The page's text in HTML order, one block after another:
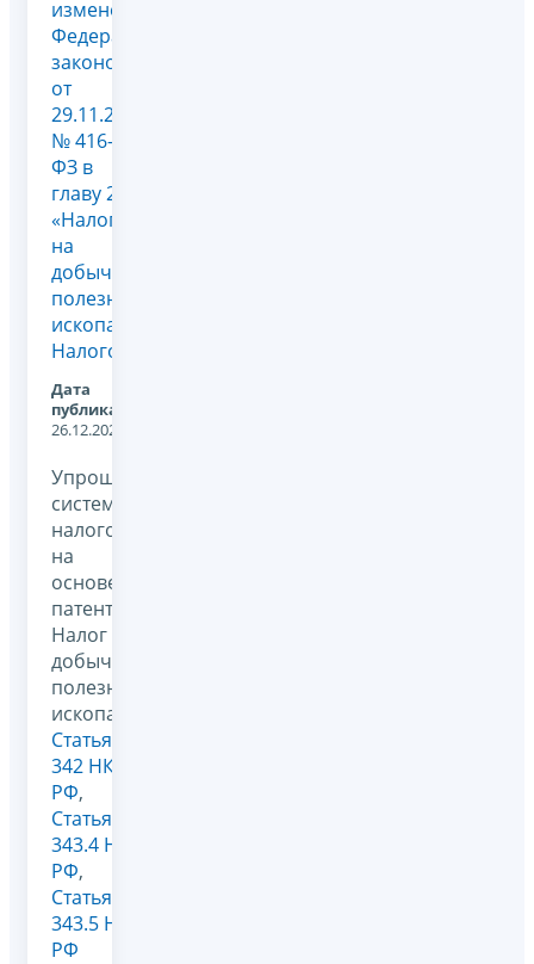
изменений
Федеральным
законом
от
29.11.2024
№ 416-
ФЗ в
главу 26
«Налог
на
добычу
полезных
ископаемых»
Налогов...
Дата
публикации:
26.12.2024
Упрощенная
система
налогообложения
на
основе
патента,
Налог на
добычу
полезных
ископаемых,
Статья
342 НК
РФ,
Статья
343.4 НК
РФ,
Статья
343.5 НК
РФ